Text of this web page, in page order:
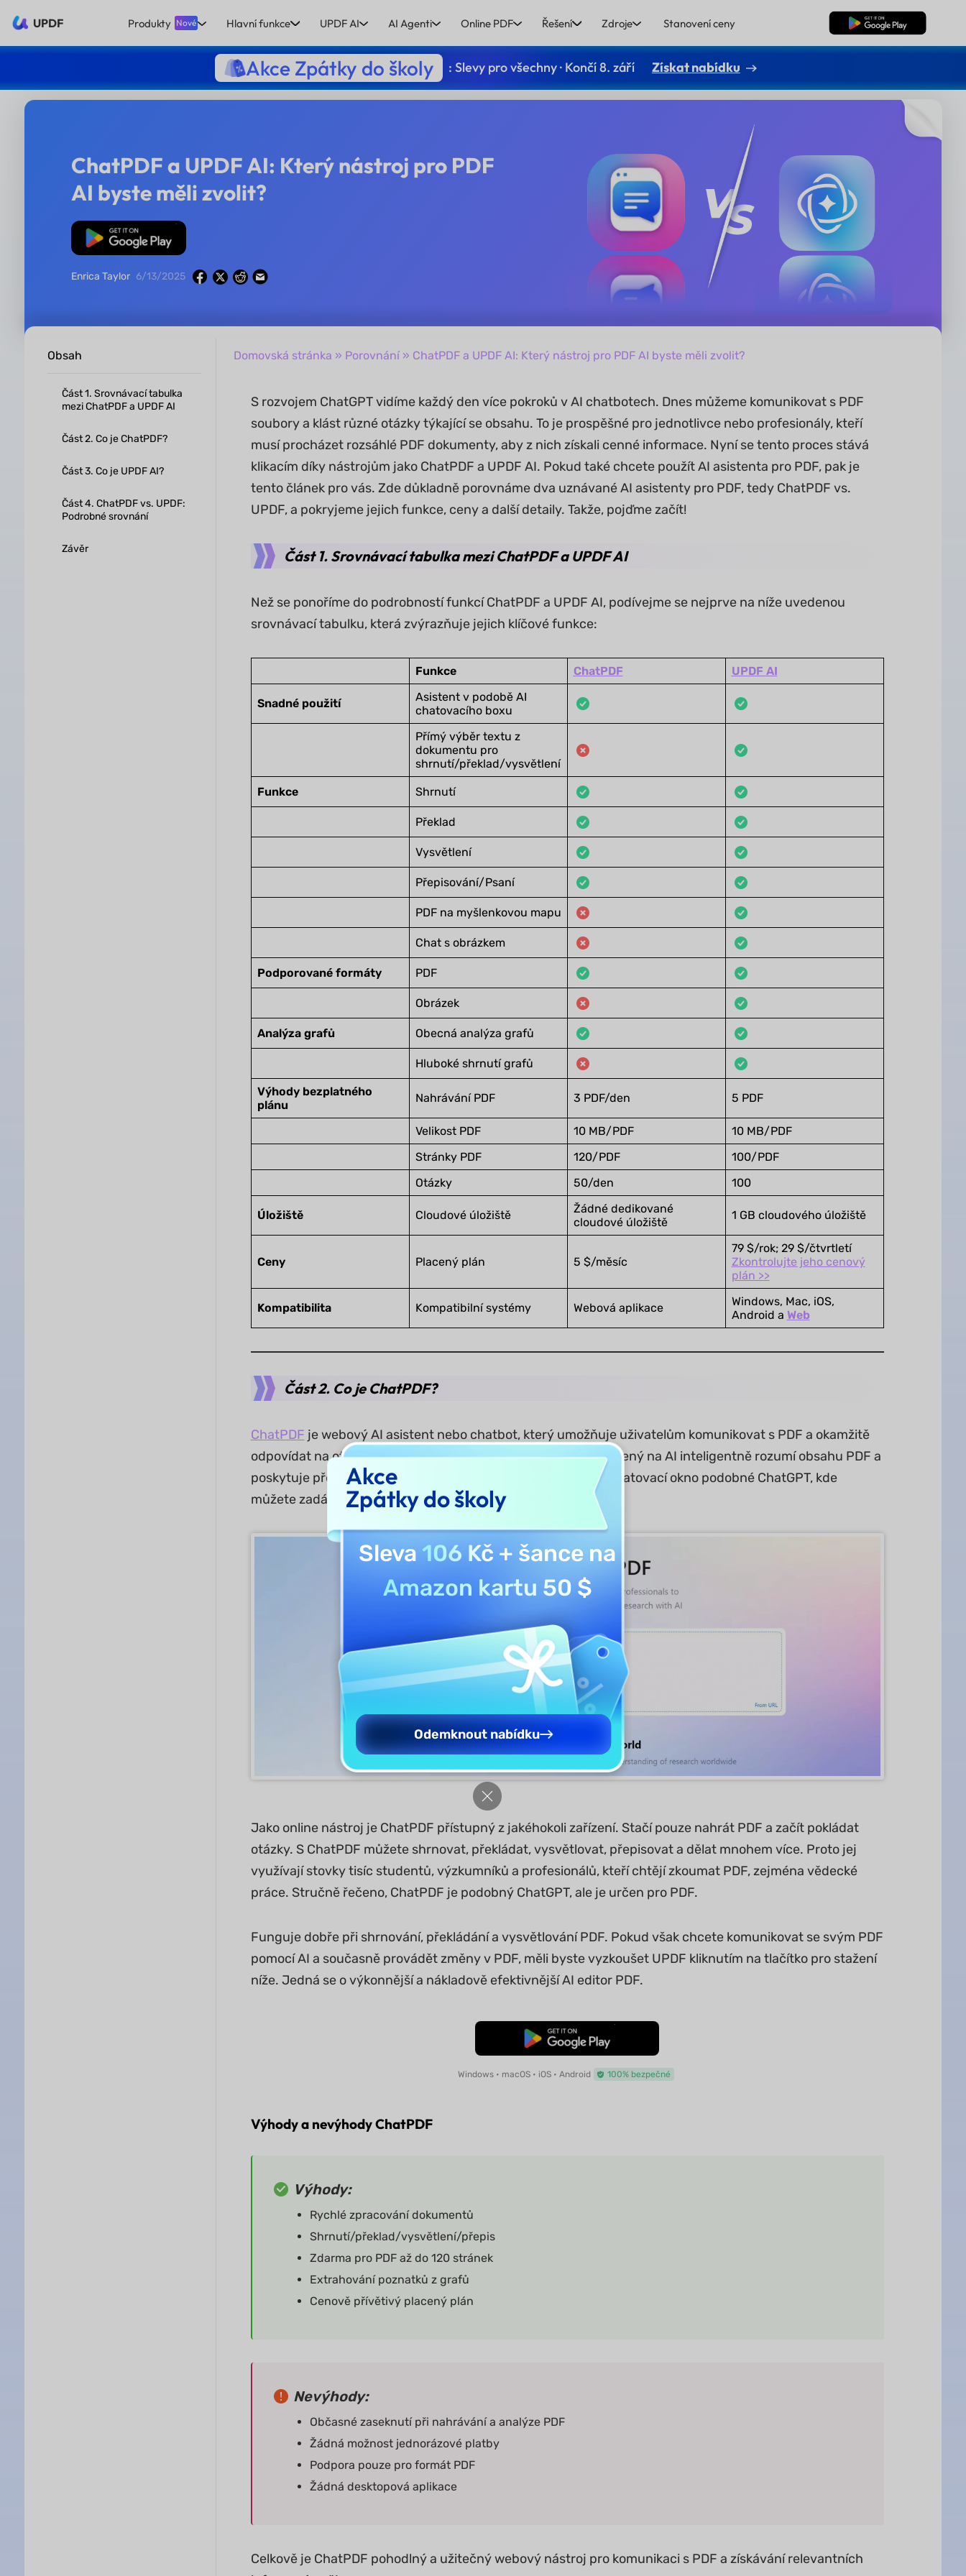
UPDF Produkty Nové Hlavní funkce UPDF AI AI Agenti Online PDF Řešení Zdroje Stanovení ceny Bezplatné stažení
Akce Zpátky do školy : Slevy pro všechny · Končí 8. září Získat nabídku
ChatPDF a UPDF AI: Který nástroj pro PDF
AI byste měli zvolit?
Bezplatné stažení
Enrica Taylor 6/13/2025
Obsah
Část 1. Srovnávací tabulka
mezi ChatPDF a UPDF AI
Část 2. Co je ChatPDF?
Část 3. Co je UPDF AI?
Část 4. ChatPDF vs. UPDF:
Podrobné srovnání
Závěr
Domovská stránka » Porovnání» ChatPDF a UPDF AI: Který nástroj pro PDF AI byste měli zvolit?
S rozvojem ChatGPT vidíme každý den více pokroků v AI chatbotech. Dnes můžeme komunikovat s PDF
soubory a klást různé otázky týkající se obsahu. To je prospěšné pro jednotlivce nebo profesionály, kteří
musí procházet rozsáhlé PDF dokumenty, aby z nich získali cenné informace. Nyní se tento proces stává
klikacím díky nástrojům jako ChatPDF a UPDF AI. Pokud také chcete použít AI asistenta pro PDF, pak je
tento článek pro vás. Zde důkladně porovnáme dva uznávané AI asistenty pro PDF, tedy ChatPDF vs.
UPDF, a pokryjeme jejich funkce, ceny a další detaily. Takže, pojďme začít!
Část 1. Srovnávací tabulka mezi ChatPDF a UPDF AI
Než se ponoříme do podrobností funkcí ChatPDF a UPDF AI, podívejme se nejprve na níže uvedenou
srovnávací tabulku, která zvýrazňuje jejich klíčové funkce:
Funkce ChatPDF UPDF AI
Snadné použití
Asistent v podobě AI
chatovacího boxu
Přímý výběr textu z
dokumentu pro
shrnutí/překlad/vysvětlení
Funkce Shrnutí
Překlad
Vysvětlení
Přepisování/Psaní
PDF na myšlenkovou mapu
Chat s obrázkem
Podporované formáty PDF
Obrázek
Analýza grafů Obecná analýza grafů
Hluboké shrnutí grafů
Výhody bezplatného
plánu
Nahrávání PDF 3 PDF/den 5 PDF
Velikost PDF 10 MB/PDF
10 MB/PDF
Stránky PDF
120/PDF
100/PDF
Otázky
50/den 100
Úložiště Cloudové úložiště
Žádné dedikované
cloudové úložiště
1 GB cloudového úložiště
Ceny Placený plán 5 $/měsíc
79 $/rok; 29 $/čtvrtletí
Zkontrolujte jeho cenový
plán >>
Kompatibilita Kompatibilní systémy Webová aplikace
Windows, Mac, iOS,
Android a Web
Část 2. Co je ChatPDF?
ChatPDF je webový AI asistent nebo chatbot, který umožňuje uživatelům komunikovat s PDF a okamžitě
odpovídat na otázky týkající se obsahu PDF. Jako nástroj založený na AI inteligentně rozumí obsahu PDF a
poskytuje přesné odpovědi na otázky týkající se PDF. Nabízí chatovací okno podobné ChatGPT, kde
můžete zadávat požadavky a získat potřebné odpovědi.
Jako online nástroj je ChatPDF přístupný z jakéhokoli zařízení. Stačí pouze nahrát PDF a začít pokládat
otázky. S ChatPDF můžete shrnovat, překládat, vysvětlovat, přepisovat a dělat mnohem více. Proto jej
využívají stovky tisíc studentů, výzkumníků a profesionálů, kteří chtějí zkoumat PDF, zejména vědecké
práce. Stručně řečeno, ChatPDF je podobný ChatGPT, ale je určen pro PDF.
Funguje dobře při shrnování, překládání a vysvětlování PDF. Pokud však chcete komunikovat se svým PDF
pomocí AI a současně provádět změny v PDF, měli byste vyzkoušet UPDF kliknutím na tlačítko pro stažení
níže. Jedná se o výkonnější a nákladově efektivnější AI editor PDF.
Bezplatné stažení
Windows • macOS • iOS • Android 100% bezpečné
Výhody a nevýhody ChatPDF
Výhody:
Rychlé zpracování dokumentů
Shrnutí/překlad/vysvětlení/přepis
Zdarma pro PDF až do 120 stránek
Extrahování poznatků z grafů
Cenově přívětivý placený plán
Nevýhody:
Občasné zaseknutí při nahrávání a analýze PDF
Žádná možnost jednorázové platby
Podpora pouze pro formát PDF
Žádná desktopová aplikace
Celkově je ChatPDF pohodlný a užitečný webový nástroj pro komunikaci s PDF a získávání relevantních
Akce
Zpátky do školy
Sleva 106 Kč + šance na
Amazon kartu 50 $
Odemknout nabídku